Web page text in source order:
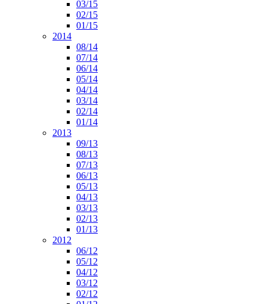
03/15
02/15
01/15
2014
08/14
07/14
06/14
05/14
04/14
03/14
02/14
01/14
2013
09/13
08/13
07/13
06/13
05/13
04/13
03/13
02/13
01/13
2012
06/12
05/12
04/12
03/12
02/12